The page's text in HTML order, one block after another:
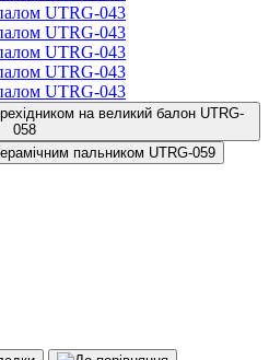
на великий балон UTRG-
058
пальником UTRG-059